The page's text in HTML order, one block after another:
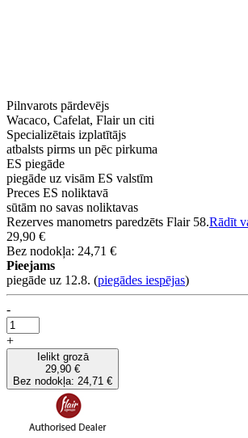
Pilnvarots pārdevējs
Wacaco, Cafelat, Flair un citi
Specializētais izplatītājs
atbalsts pirms un pēc pirkuma
ES piegāde
piegāde uz visām ES valstīm
Preces ES noliktavā
sūtām no savas noliktavas
Rezerves manometrs paredzēts Flair 58.Rādīt
29,90 €
Bez nodokļa: 24,71 €
Pieejams
piegāde uz 12.8. (piegādes iespējas)
-
+
Ielikt grozā
29,90 €
Bez nodokļa: 24,71 €